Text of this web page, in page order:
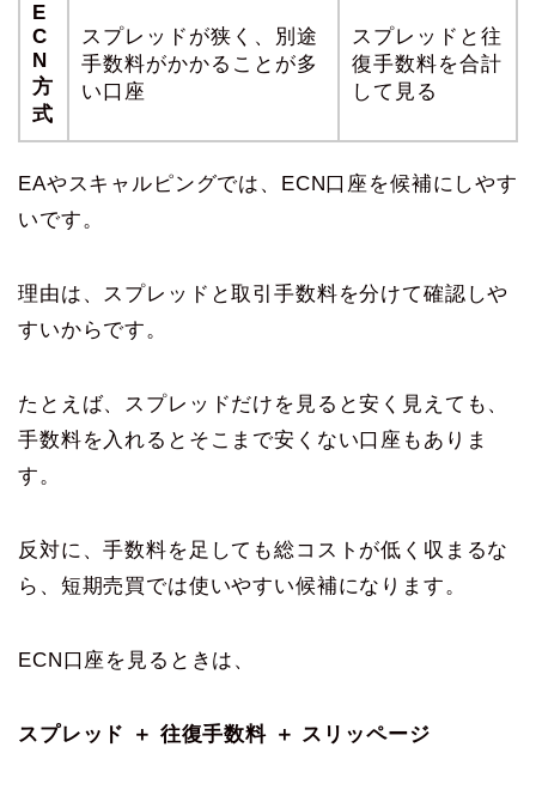
E
C
N
方
式
スプレッドが狭く、別途
手数料がかかることが多
い口座
スプレッドと往
復手数料を合計
して見る
EAやスキャルピングでは、ECN口座を候補にしやす
いです。
理由は、スプレッドと取引手数料を分けて確認しや
すいからです。
たとえば、スプレッドだけを見ると安く見えても、
手数料を入れるとそこまで安くない口座もありま
す。
反対に、手数料を足しても総コストが低く収まるな
ら、短期売買では使いやすい候補になります。
ECN口座を見るときは、
スプレッド ＋ 往復手数料 ＋ スリッページ